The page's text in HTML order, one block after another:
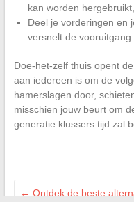
kan worden
Deel je vorderingen en
versnelt de vooruitgang
Doe-het-zelf thuis opent
aan iedereen is om de
hamerslagen door,
misschien jouw beurt om
generatie klussers tijd zal
← Ontdek de beste